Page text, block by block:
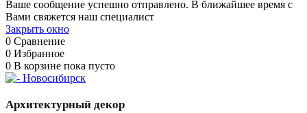
Ваше сообщение успешно отправлено. В ближайшее время с
Вами свяжется наш специалист
Закрыть окно
0 Сравнение
0 Избранное
0 В корзине пока пусто
Архитектурный декор